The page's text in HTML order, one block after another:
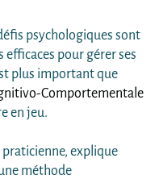
psychologiques sont
pour gérer ses
plus important que
Comportementale
en jeu.
explique
méthode